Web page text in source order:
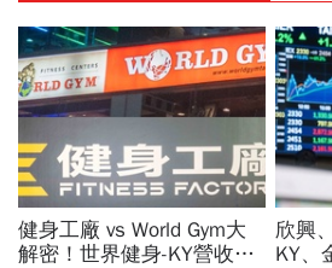
健身工廠 vs World Gym大
解密！世界健身-KY營收大
欣興
KY、